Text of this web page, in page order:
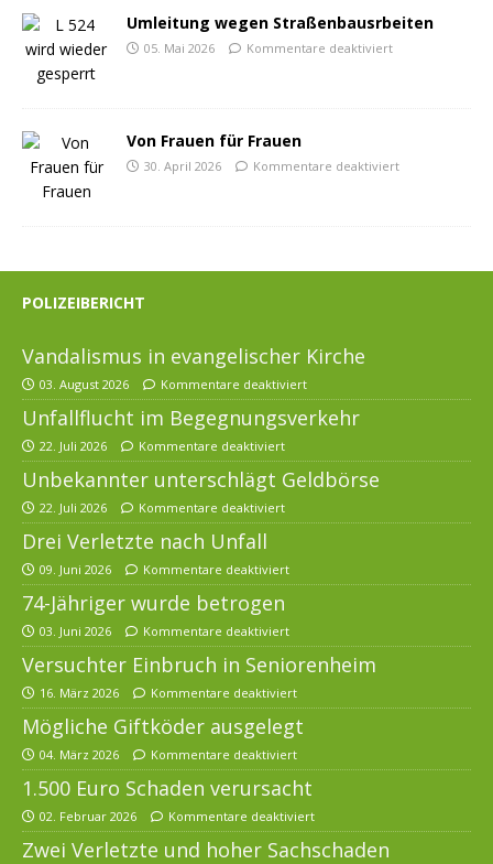
Umleitung wegen Straßenbausrbeiten
05. Mai 2026 Kommentare deaktiviert
Von Frauen für Frauen
30. April 2026 Kommentare deaktiviert
POLIZEIBERICHT
Vandalismus in evangelischer Kirche
03. August 2026 Kommentare deaktiviert
Unfallflucht im Begegnungsverkehr
22. Juli 2026 Kommentare deaktiviert
Unbekannter unterschlägt Geldbörse
22. Juli 2026 Kommentare deaktiviert
Drei Verletzte nach Unfall
09. Juni 2026 Kommentare deaktiviert
74-Jähriger wurde betrogen
03. Juni 2026 Kommentare deaktiviert
Versuchter Einbruch in Seniorenheim
16. März 2026 Kommentare deaktiviert
Mögliche Giftköder ausgelegt
04. März 2026 Kommentare deaktiviert
1.500 Euro Schaden verursacht
02. Februar 2026 Kommentare deaktiviert
Zwei Verletzte und hoher Sachschaden